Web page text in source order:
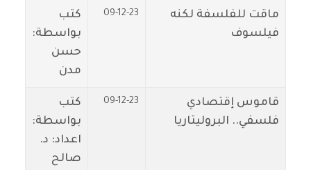
ماقت للفلسفة لكنه
فيلسوف
09-12-23
كتب
بواسطة:
حسن
مدن
قاموس إقتصادي
فلسفي.. البروليتاريا
09-12-23
كتب
بواسطة:
اعداد: د.
صالح